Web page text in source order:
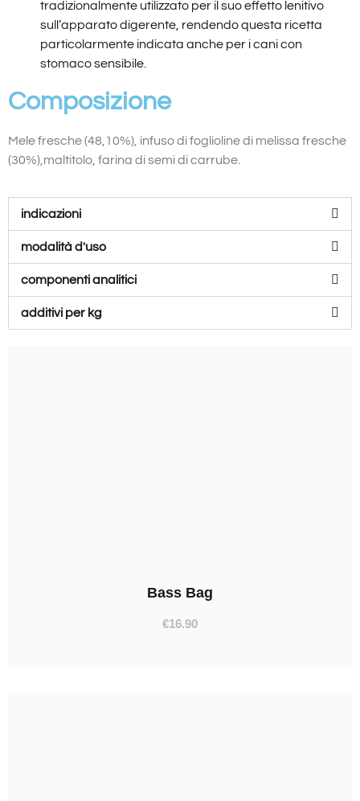
tradizionalmente utilizzato per il suo effetto lenitivo
sull’apparato digerente, rendendo questa ricetta
particolarmente indicata anche per i cani con
stomaco sensibile.
Composizione
Mele fresche (48,10%), infuso di foglioline di melissa fresche
(30%),maltitolo, farina di semi di carrube.
indicazioni
modalità d'uso
componenti analitici
additivi per kg
Bass Bag
€16.90